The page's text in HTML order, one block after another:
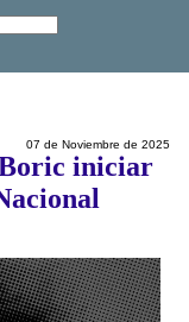
07 de Noviembre de 2025
iniciar